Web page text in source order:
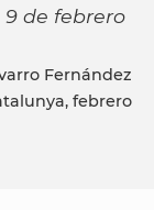
9 de febrero
febrero